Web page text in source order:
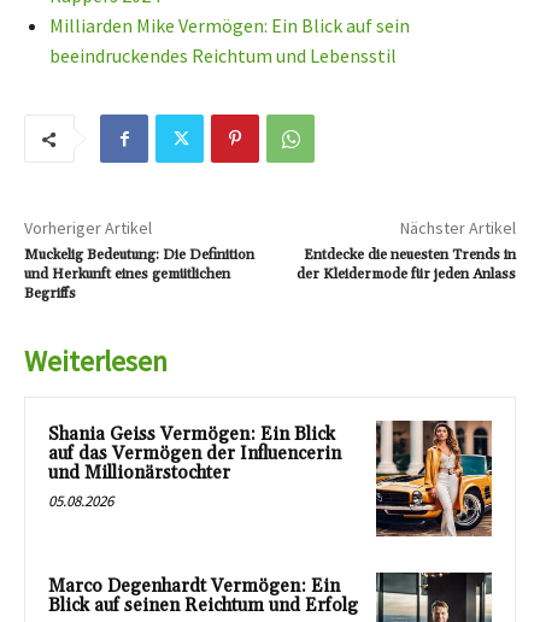
Milliarden Mike Vermögen: Ein Blick auf sein
beeindruckendes Reichtum und Lebensstil
Vorheriger Artikel
Muckelig Bedeutung: Die Definition
und Herkunft eines gemütlichen
Begriffs
Nächster Artikel
Entdecke die neuesten Trends in
der Kleidermode für jeden Anlass
Weiterlesen
Shania Geiss Vermögen: Ein Blick
auf das Vermögen der Influencerin
und Millionärstochter
05.08.2026
Marco Degenhardt Vermögen: Ein
Blick auf seinen Reichtum und Erfolg